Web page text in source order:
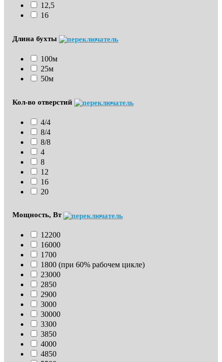
12,5
16
Длина бухты
100м
25м
50м
Кол-во отверстий
4/4
8/4
8/8
4
8
12
16
20
Мощность, Вт
12200
16000
1700
1800 (при 60% рабочем цикле)
23000
2850
2900
3000
30000
3300
3850
4000
4850